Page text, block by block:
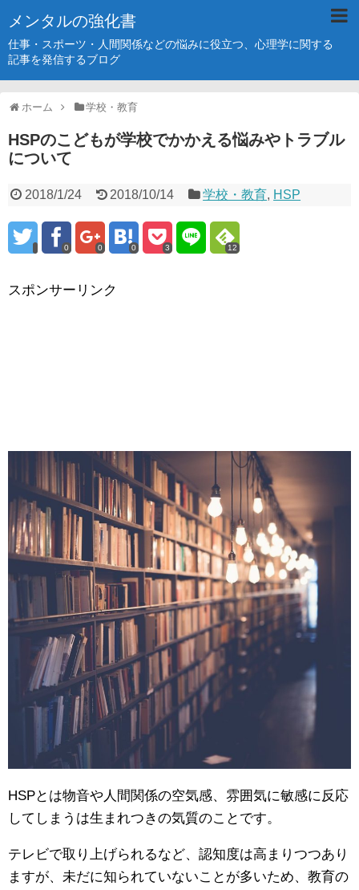
メンタルの強化書
仕事・スポーツ・人間関係などの悩みに役立つ、心理学に関する
記事を発信するブログ
ホーム 学校・教育
HSPのこどもが学校でかかえる悩みやトラブル
について
2018/1/24 2018/10/14 学校・教育, HSP
0 0 0 3 12
スポンサーリンク
HSPとは物音や人間関係の空気感、雰囲気に敏感に反応
してしまうは生まれつきの気質のことです。
テレビで取り上げられるなど、認知度は高まりつつあり
ますが、未だに知られていないことが多いため、教育の